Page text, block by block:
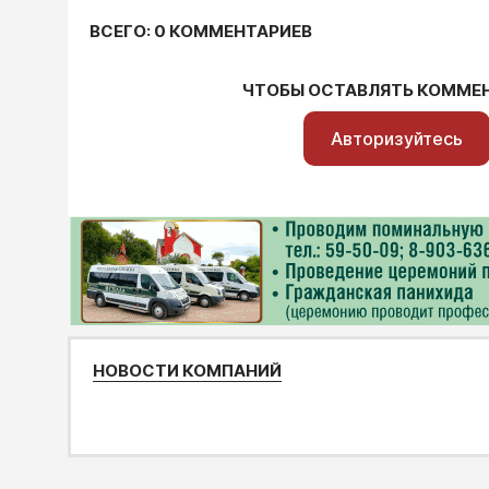
ВСЕГО: 0 КОММЕНТАРИЕВ
ЧТОБЫ ОСТАВЛЯТЬ
Авторизуйтесь
НОВОСТИ КОМПАНИЙ